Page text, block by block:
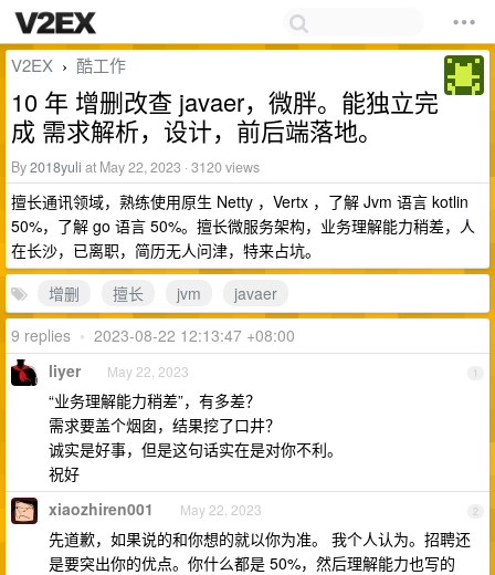
V2EX › 酷工作
10 年 增删改查 javaer，微胖。能独立完
成 需求解析，设计，前后端落地。
By2018yuli at May 22, 2023 · 3120 views
擅长通讯领域，熟练使用原生 Netty ，Vertx ，了解 Jvm 语言 kotlin
50%，了解 go 语言 50%。擅长微服务架构，业务理解能力稍差，人
在长沙，已离职，简历无人问津，特来占坑。
增删
擅长 jvm
javaer
9 replies • 2023-08-22 12:13:47 +08:00
1
liyer May 22, 2023
“业务理解能力稍差”，有多差？
需求要盖个烟囱，结果挖了口井？
诚实是好事，但是这句话实在是对你不利。
祝好
2
xiaozhiren001 May 22, 2023
先道歉，如果说的和你想的就以你为准。 我个人认为。招聘还
是要突出你的优点。你什么都是 50%，然后理解能力也写的